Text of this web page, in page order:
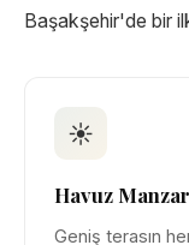
Başakşehir'de bir
☀
Havuz
Geniş terasın